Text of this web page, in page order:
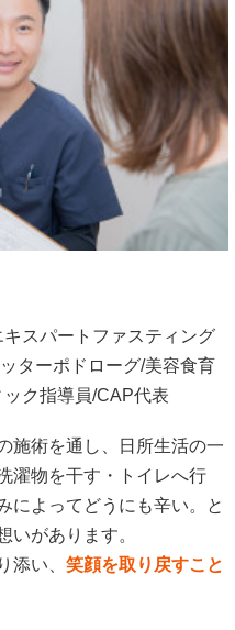
スパートファスティング
ターポドローグ/美容食育
ク指導員/CAP代表
施術を通し、日所生活の一
濯物を干す・トイレへ行
によってどうにも辛い。と
いがあります。
添い、 笑顔を取り戻すこと